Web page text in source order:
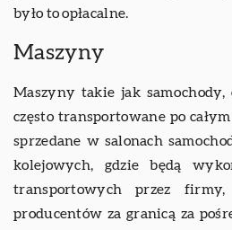
było to opłacalne.
Maszyny
Maszyny takie jak
często transportowane po
sprzedane w salonach
kolejowych, gdzie będą
transportowych przez
producentów za granicą za